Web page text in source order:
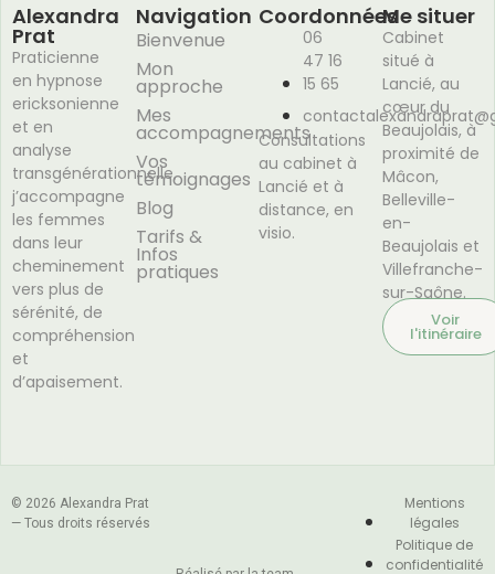
Alexandra
Prat
Praticienne
en hypnose
ericksonienne
et en
analyse
transgénérationnelle,
j’accompagne
les femmes
dans leur
cheminement
vers plus de
sérénité, de
compréhension
et
d’apaisement.
Navigation
Bienvenue
Mon
approche
Mes
accompagnements
Vos
témoignages
Blog
Tarifs &
Infos
pratiques
Coordonnées
06
47 16
15 65
Consultations
au cabinet à
Lancié et à
distance, en
visio.
Me situer
Cabinet
situé à
Lancié, au
cœur du
Beaujolais, à
proximité de
Mâcon,
Belleville-
en-
Beaujolais et
Villefranche-
sur-Saône.
Voir
l'itinéraire
© 2026 Alexandra Prat
— Tous droits réservés
Mentions
légales
Politique de
confidentialité